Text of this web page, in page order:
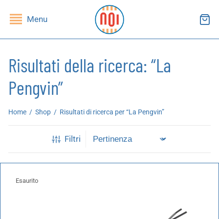
Menu
Risultati della ricerca: “La
Pengvin”
Home / Shop / Risultati di ricerca per “La Pengvin”
Filtri
Esaurito
DI LETTURA